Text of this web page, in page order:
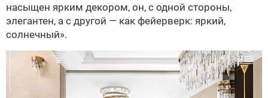
насыщен ярким декором, он, с одной стороны,
элегантен, а с другой — как фейерверк: яркий,
солнечный».